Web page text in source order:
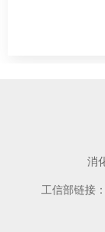
消
工信部链接